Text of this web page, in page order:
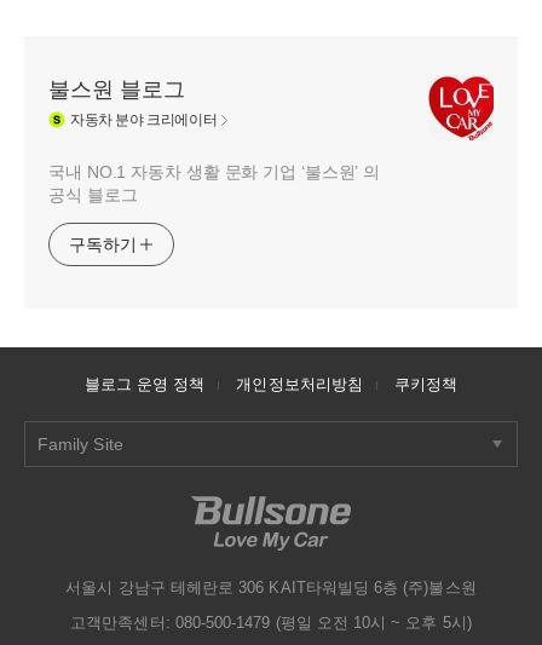
불스원 블로그
자동차분야 크리에이터
국내 NO.1 자동차 생활 문화 기업 ‘불스원’ 의
공식 블로그
구독하기
블로그 운영 정책 개인정보처리방침 쿠키정책
서울시 강남구 테헤란로 306 KAIT타워빌딩 6층 (주)불스원
고객만족센터: 080-500-1479 (평일 오전 10시 ~ 오후 5시)
Family Site